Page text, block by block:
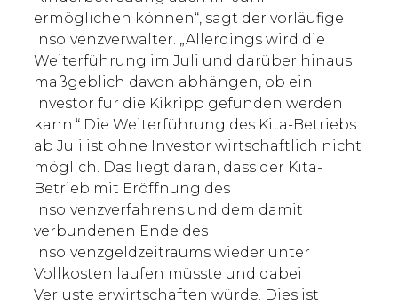
ermöglichen können“, sagt der vorläufige
Insolvenzverwalter. „Allerdings wird die
Weiterführung im Juli und darüber hinaus
maßgeblich davon abhängen, ob ein
Investor für die Kikripp gefunden werden
kann.“ Die Weiterführung des Kita-Betriebs
ab Juli ist ohne Investor wirtschaftlich nicht
möglich. Das liegt daran, dass der Kita-
Betrieb mit Eröffnung des
Insolvenzverfahrens und dem damit
verbundenen Ende des
Insolvenzgeldzeitraums wieder unter
Vollkosten laufen müsste und dabei
Verluste erwirtschaften würde. Dies ist